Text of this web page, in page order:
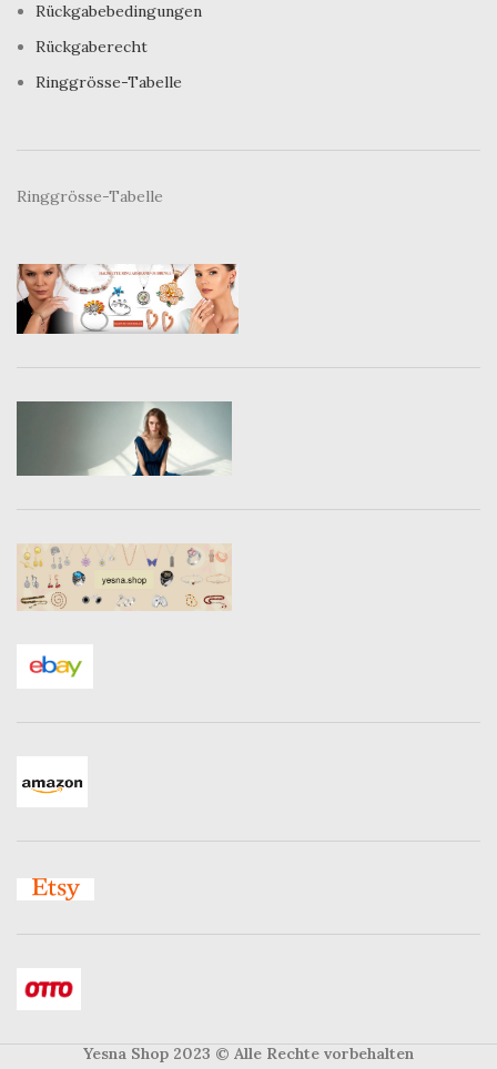
Rückgabebedingungen
Rückgaberecht
Ringgrösse-Tabelle
Ringgrösse-Tabelle
Yesna Shop 2023 © Alle Rechte vorbehalten